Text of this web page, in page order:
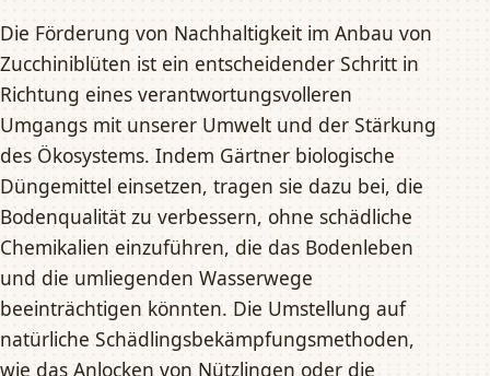
Die Förderung von Nachhaltigkeit im Anbau von
Zucchiniblüten ist ein entscheidender Schritt in
Richtung eines verantwortungsvolleren
Umgangs mit unserer Umwelt und der Stärkung
des Ökosystems. Indem Gärtner biologische
Düngemittel einsetzen, tragen sie dazu bei, die
Bodenqualität zu verbessern, ohne schädliche
Chemikalien einzuführen, die das Bodenleben
und die umliegenden Wasserwege
beeinträchtigen könnten. Die Umstellung auf
natürliche Schädlingsbekämpfungsmethoden,
wie das Anlocken von Nützlingen oder die